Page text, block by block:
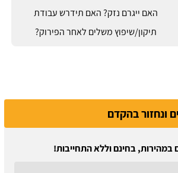
האם ייגרם נזק? האם תידרש עבודת
תיקון/שיפוץ משלים לאחר הפירוק?
ונחזור בהקדם
במהירות, בחינם וללא התחייבות!